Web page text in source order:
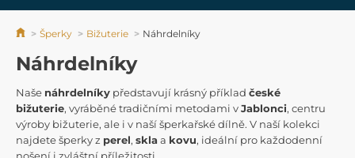
Šperky Bižuterie Náhrdelníky
Náhrdelníky
Naše náhrdelníky představují krásný příklad české
bižuterie, vyráběné tradičními metodami vJablonci, centru
výroby bižuterie, ale i v naší šperkařské dílně. V naší kolekci
najdete šperky z perel, sklaa kovu, ideální pro každodenní
nošení i zvláštní příležitosti.